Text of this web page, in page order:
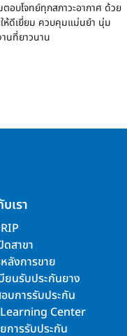
บโจทย์ทุกสภาวะอากาศ ด้วย
ห้ดีเยี่ยม ควบคุมแม่นยำ นุ่ม
นที่ยาวนาน
เรา
ดสาขา
ลังการขาย
ยนรับประกันยาง
บการรับประกัน
Center
การรับประกัน